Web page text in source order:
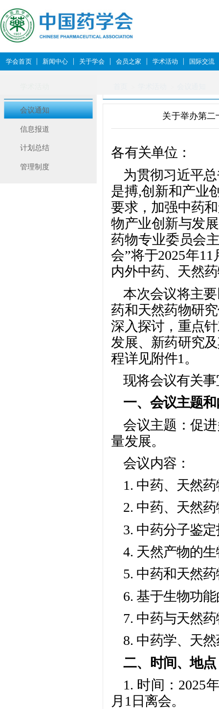
学会首页 新闻中心 关于学会 会员之家 学术活动 国际交流
会议通知
信息报道
计划总结
管理制度
关于举办第二
各有关单位：
为贯彻习近平
是搏,创新和产业
要求，加强中药
物产业创新与发
药物专业委员会
会”将于2025年
内外中药、天然
本次会议将主
药和天然药物研
深入探讨，重点
发展、新药研究
程详见附件1。
现将会议有关
一、会议主题
会议主题：促
量发展。
会议内容：
1. 中药、天然
2. 中药、天然
3. 中药分子鉴
4. 天然产物的
5. 中药和天然
6. 基于生物功
7. 中药与天然
8. 中药学、天
二、时间、地点
1. 时间：2025
月1日离会。